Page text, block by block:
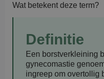
Wat betekent deze term?
Definitie
Een borstverkleining
gynecomastie
ingreep om overtollig